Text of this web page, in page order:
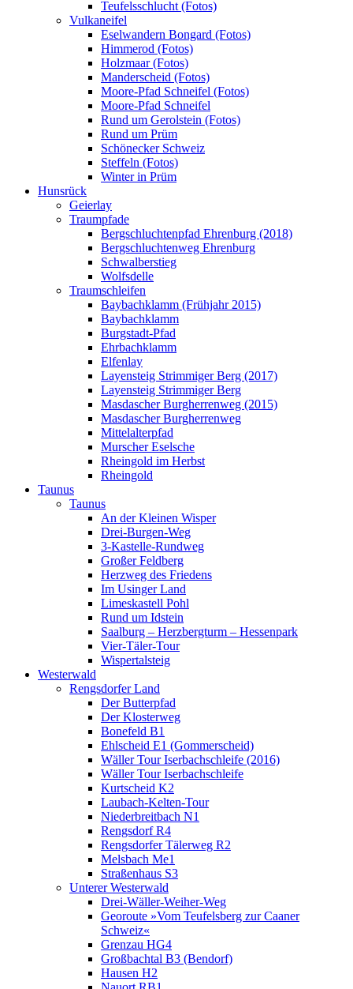
Teufelsschlucht (Fotos)
Vulkaneifel
Eselwandern Bongard (Fotos)
Himmerod (Fotos)
Holzmaar (Fotos)
Manderscheid (Fotos)
Moore-Pfad Schneifel (Fotos)
Moore-Pfad Schneifel
Rund um Gerolstein (Fotos)
Rund um Prüm
Schönecker Schweiz
Steffeln (Fotos)
Winter in Prüm
Hunsrück
Geierlay
Traumpfade
Bergschluchtenpfad Ehrenburg (2018)
Bergschluchtenweg Ehrenburg
Schwalberstieg
Wolfsdelle
Traumschleifen
Baybachklamm (Frühjahr 2015)
Baybachklamm
Burgstadt-Pfad
Ehrbachklamm
Elfenlay
Layensteig Strimmiger Berg (2017)
Layensteig Strimmiger Berg
Masdascher Burgherrenweg (2015)
Masdascher Burgherrenweg
Mittelalterpfad
Murscher Eselsche
Rheingold im Herbst
Rheingold
Taunus
Taunus
An der Kleinen Wisper
Drei-Burgen-Weg
3-Kastelle-Rundweg
Großer Feldberg
Herzweg des Friedens
Im Usinger Land
Limeskastell Pohl
Rund um Idstein
Saalburg – Herzbergturm – Hessenpark
Vier-Täler-Tour
Wispertalsteig
Westerwald
Rengsdorfer Land
Der Butterpfad
Der Klosterweg
Bonefeld B1
Ehlscheid E1 (Gommerscheid)
Wäller Tour Iserbachschleife (2016)
Wäller Tour Iserbachschleife
Kurtscheid K2
Laubach-Kelten-Tour
Niederbreitbach N1
Rengsdorf R4
Rengsdorfer Tälerweg R2
Melsbach Me1
Straßenhaus S3
Unterer Westerwald
Drei-Wäller-Weiher-Weg
Georoute »Vom Teufelsberg zur Caaner
Schweiz«
Grenzau HG4
Großbachtal B3 (Bendorf)
Hausen H2